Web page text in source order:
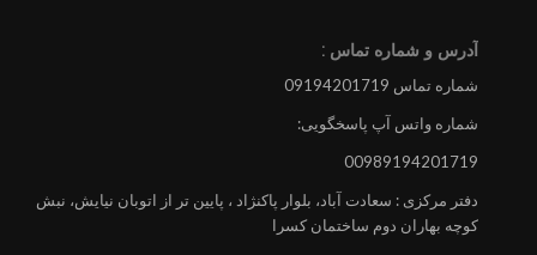
آدرس و شماره تماس :
شماره تماس 09194201719
شماره واتس آپ پاسخگویی:
00989194201719
دفتر مرکزی : سعادت آباد، بلوار پاکنژاد ، پایین تر از اتوبان نیایش، نبش
کوچه بهاران دوم ساختمان کسرا